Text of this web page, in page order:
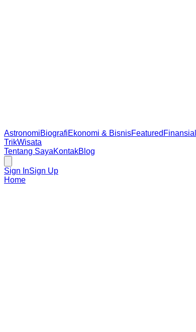
AstronomiBiografiEkonomi & BisnisFeatured Finansial
TrikWisata
Tentang SayaKontakBlog
Sign InSign Up
Home